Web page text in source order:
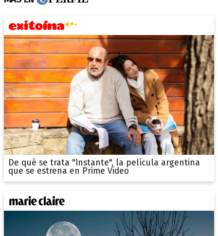
De qué se trata "Instante", la película argentina
que se estrena en Prime Video